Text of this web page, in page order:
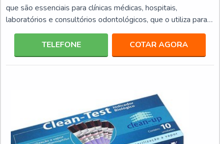
que são essenciais para clínicas médicas, hospitais,
laboratórios e consultórios odontológicos, que o utiliza para
eliminação de bactérias de diversos produtos, entre eles:
Instrumentos; Acessórios; Placas; Tubos de cultura.Este tipo
de equipamento por ter uma elevada capacidade de
performance e eficiência, traz mais agilidade aos
TELEFONE COTAR AGORA